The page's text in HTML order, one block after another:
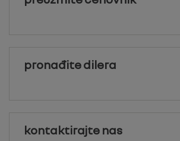
pronađite dilera
kontaktirajte nas